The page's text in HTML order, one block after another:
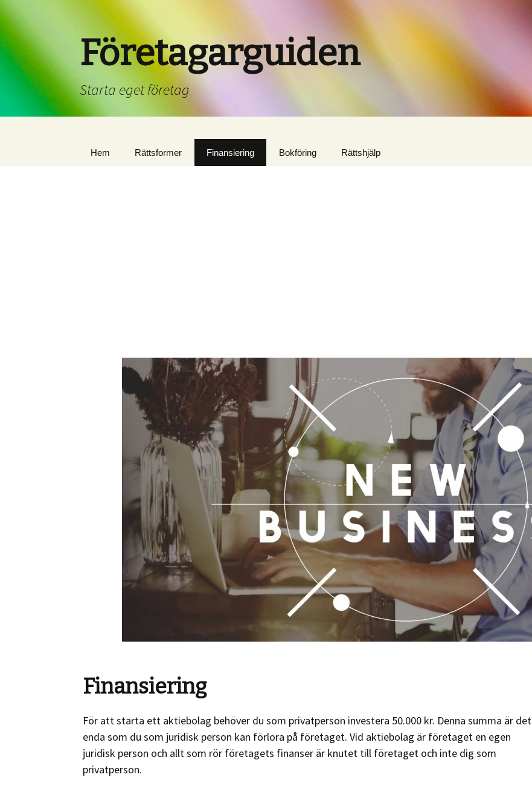
Företagarguiden
Starta eget företag
Hem Rättsformer Finansiering Bokföring Rättshjälp
Finansiering
För att starta ett aktiebolag behöver du som privatperson investera 50.000 kr. Denna summa är det
enda som du som juridisk person kan förlora på företaget. Vid aktiebolag är företaget en egen
juridisk person och allt som rör företagets finanser är knutet till företaget och inte dig som
privatperson.